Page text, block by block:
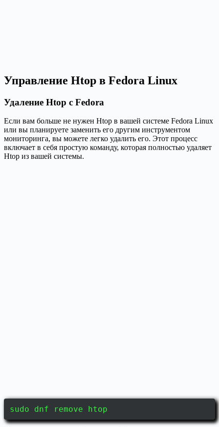
Управление Htop в Fedora Linux
Удаление Htop с Fedora
Если вам больше не нужен Htop в вашей системе Fedora Linux
или вы планируете заменить его другим инструментом
мониторинга, вы можете легко удалить его. Этот процесс
включает в себя простую команду, которая полностью удаляет
Htop из вашей системы.
sudo dnf remove htop